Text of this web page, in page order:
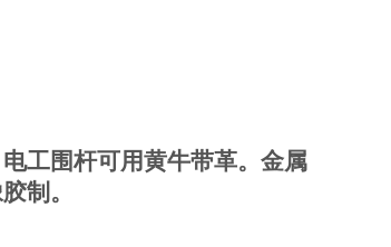
工围杆可用黄牛带革。金属
制。